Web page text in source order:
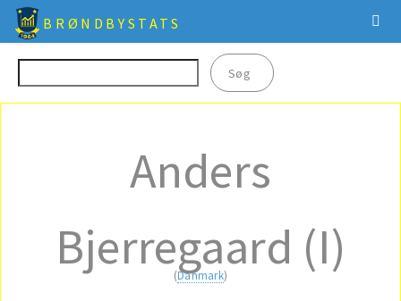
BRØNDBYSTATS
Anders
Bjerregaard (I)
(Danmark)